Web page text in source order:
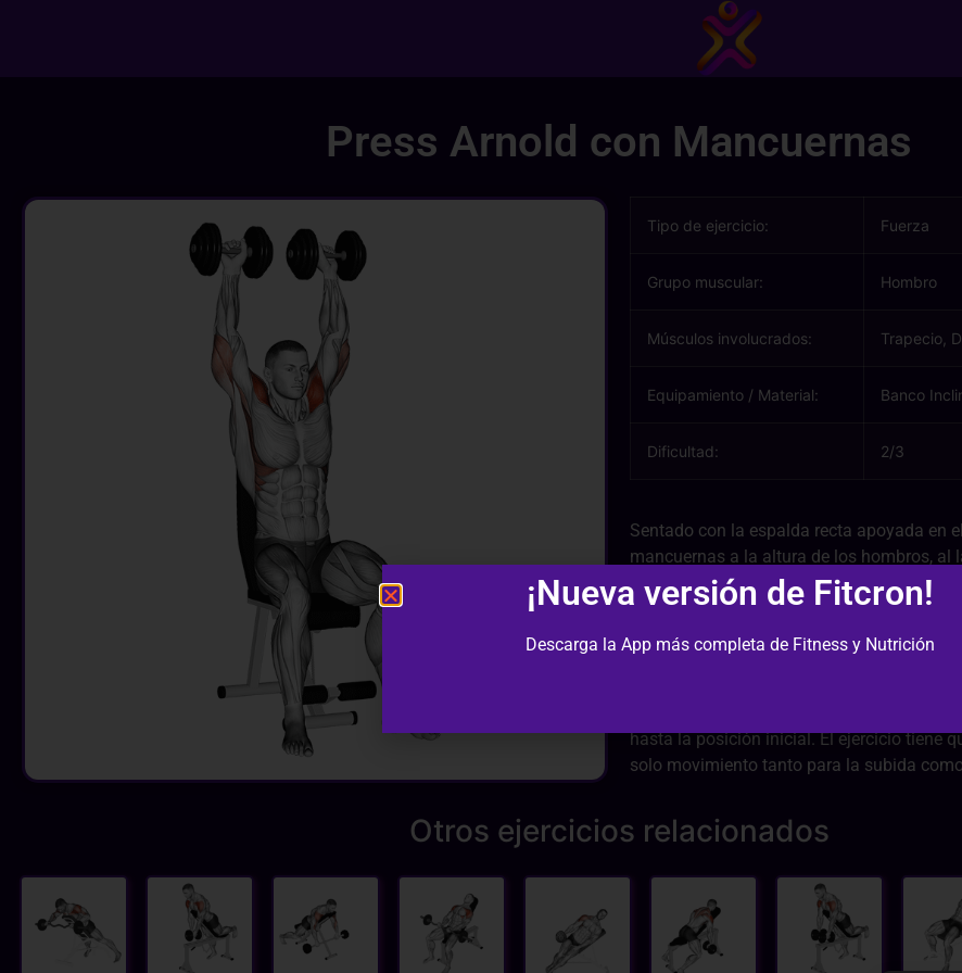
Press Arnold con Mancuernas
Tipo de ejercicio: Fuerza
Grupo muscular: Hombro
Músculos involucrados: Trapecio,
Equipamiento / Material: Banco
Dificultad: 2/3
Sentado con la espalda recta apoyada en
mancuernas a la altura de los hombros, al
de las manos mirando hacia el cuerpo
codos hacia delante. Esta será nuestra
Inspira y eleva las mancuernas de forma
mientras haces un giro de muñeca de 90
pronación (las palmas de la mano
Una vez estirados los brazos con una
hasta la posición inicial. El ejercicio tiene
solo movimiento tanto para la subida
Otros ejercicios relacionados
¡Nueva versión de Fitcron!
Descarga la App más completa de Fitness y Nutrición